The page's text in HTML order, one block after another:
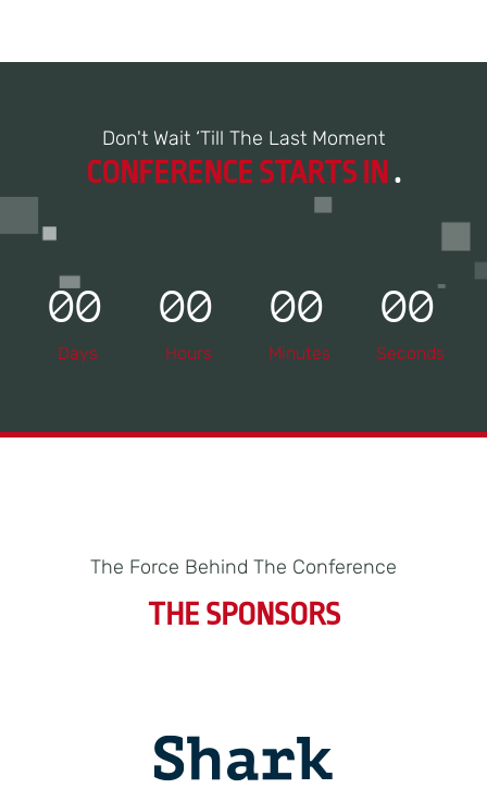
Don't Wait ‘Till The Last Moment
CONFERENCE STARTS IN .
00
Days
00
Hours
00
Minutes
00
Seconds
The Force Behind The Conference
THE SPONSORS